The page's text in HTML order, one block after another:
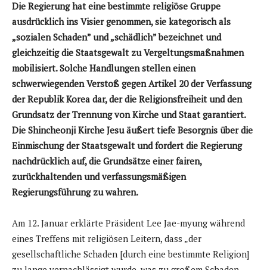
Die Regierung hat eine bestimmte religiöse Gruppe
ausdrücklich ins Visier genommen, sie kategorisch als
„sozialen Schaden” und „schädlich” bezeichnet und
gleichzeitig die Staatsgewalt zu Vergeltungsmaßnahmen
mobilisiert. Solche Handlungen stellen einen
schwerwiegenden Verstoß gegen Artikel 20 der Verfassung
der Republik Korea dar, der die Religionsfreiheit und den
Grundsatz der Trennung von Kirche und Staat garantiert.
Die Shincheonji Kirche Jesu äußert tiefe Besorgnis über die
Einmischung der Staatsgewalt und fordert die Regierung
nachdrücklich auf, die Grundsätze einer fairen,
zurückhaltenden und verfassungsmäßigen
Regierungsführung zu wahren.
Am 12. Januar erklärte Präsident Lee Jae-myung während
eines Treffens mit religiösen Leitern, dass „der
gesellschaftliche Schaden [durch eine bestimmte Religion]